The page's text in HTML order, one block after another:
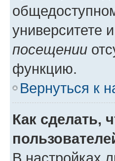
университете
посещении
функцию.
Вернуться к
Как сделать,